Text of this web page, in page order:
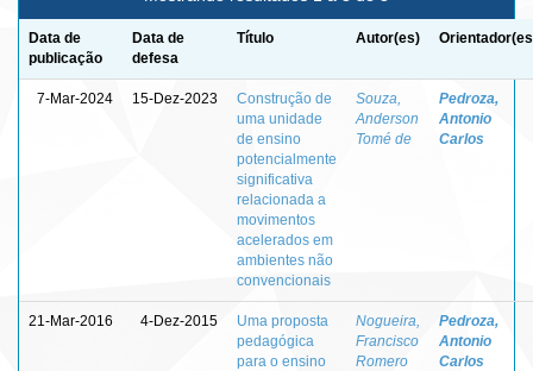
Data de
publicação
Data de
defesa
Título Autor(es)
7-Mar-2024 15-Dez-2023
Construção de
uma unidade
de ensino
potencialmente
significativa
relacionada a
movimentos
acelerados em
ambientes não
convencionais
Souza,
Anderson
Tomé de
Pedroza,
Antonio
Carlos
21-Mar-2016 4-Dez-2015
Uma proposta
pedagógica
para o ensino
Nogueira,
Francisco
Romero
Pedroza,
Antonio
Carlos